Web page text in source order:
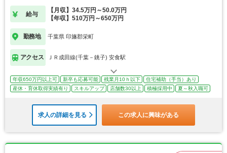
給与
【月収】34.5万円～50.0万円
【年収】510万円～650万円
勤務地 千葉県 印旛郡栄町
アクセス ＪＲ成田線(千葉－銚子) 安食駅
年収650万円以上可 新卒も応募可能 残業月10ｈ以下
住宅補助（手当）あり
産休・育休取得実績有り
スキルアップ 店舗数30以上 積極採用中 夏～秋入職可
求人の詳細を見る この求人に興味がある